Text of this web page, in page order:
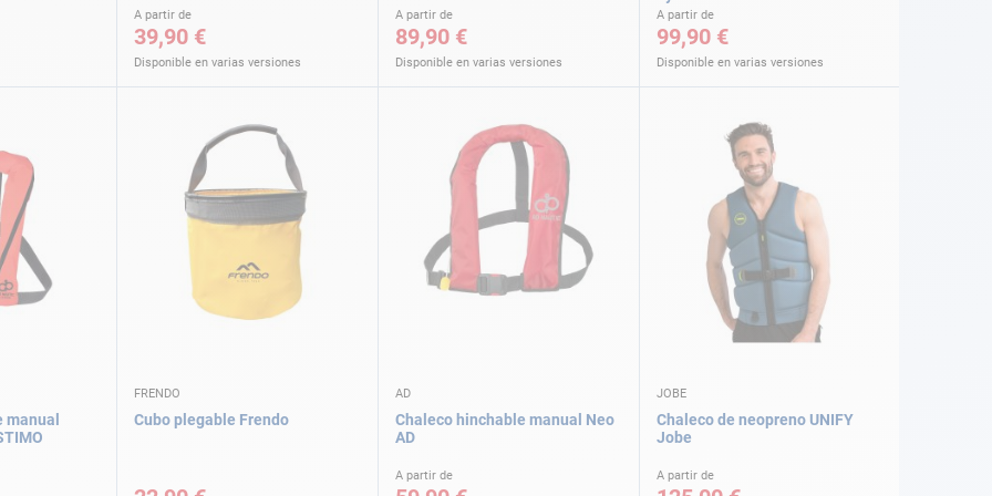
A partir de
39,90 €
Disponible en varias versiones
A partir de
89,90 €
Disponible en varias versiones
A partir de
99,90 €
Disponible en varias versiones
manual
FRENDO
Cubo plegable Frendo
AD
Chaleco hinchable manual Neo
AD
A partir de
JOBE
Chaleco de neopreno UNIFY
Jobe
A partir de